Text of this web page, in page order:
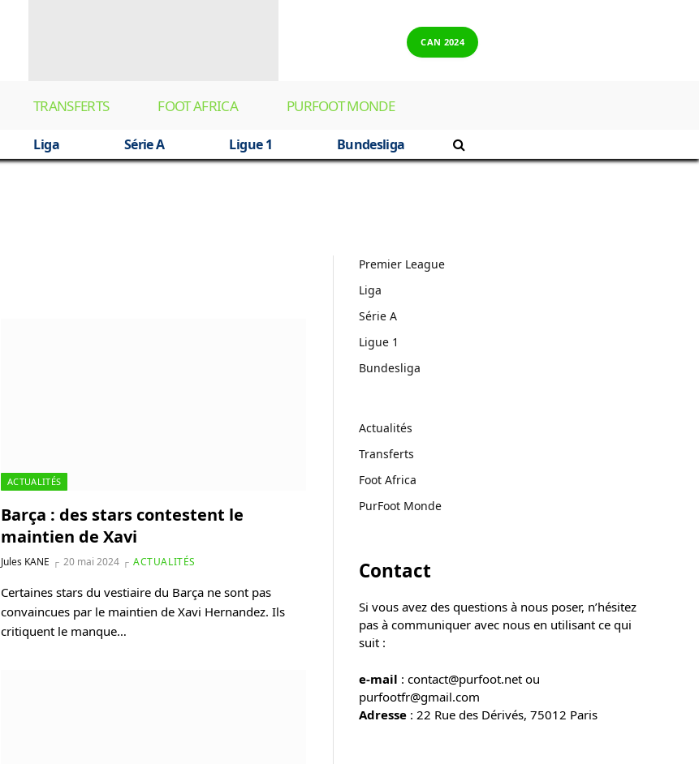
CAN 2024
TRANSFERTS FOOT AFRICA PURFOOT MONDE
Liga Série A Ligue 1 Bundesliga
ACTUALITÉS
Barça : des stars contestent le
maintien de Xavi
Jules KANE 20 mai 2024 ACTUALITÉS
Certaines stars du vestiaire du Barça ne sont pas
convaincues par le maintien de Xavi Hernandez. Ils
critiquent le manque…
Premier League
Liga
Série A
Ligue 1
Bundesliga
Actualités
Transferts
Foot Africa
PurFoot Monde
Contact
Si vous avez des questions à nous poser, n’hésitez
pas à communiquer avec nous en utilisant ce qui
suit :
e-mail : contact@purfoot.net ou
purfootfr@gmail.com
Adresse : 22 Rue des Dérivés, 75012 Paris